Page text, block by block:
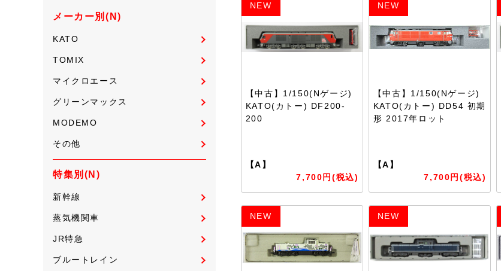
メーカー別(N)
KATO
TOMIX
マイクロエース
グリーンマックス
MODEMO
その他
特集別(N)
新幹線
蒸気機関車
JR特急
ブルートレイン
NEW
【中古】1/150(Nゲージ)
KATO(カトー) DF200-
200
【A】
7,700円(税込)
NEW
【中古】1/150(Nゲージ)
KATO(カトー) DD54 初期
形 2017年ロット
【A】
7,700円(税込)
NEW NEW